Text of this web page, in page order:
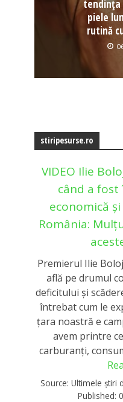
tendința
piele
rutină
stiripesurse.ro
VIDEO Ilie
când a
economică
România:
Premierul Ilie
află pe drumul
deficitului și
întrebat cum le
țara noastră e
avem printre
carburanți,
Source: Ultimele știri
Published: